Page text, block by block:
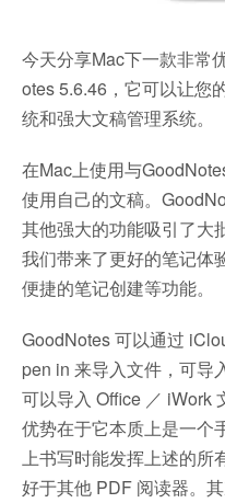
今天分享Mac下一款非
otes 5.6.46，它可以让您
统和强大文稿管理系统。
在Mac上使用与
使用自己的文稿。
其他强大的功能吸引了大
我们带来了更好的笔记体
便捷的笔记创建等功能。
GoodNotes 可以通过
pen in 来导入文件，可导
可以导入 Office ／ iWork
优势在于它本质上是一个
上书写时能发挥上述的所
好于其他 PDF 阅读器。